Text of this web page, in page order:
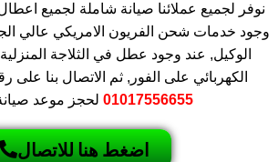
نوفر لجميع عملائنا صيانة شاملة لجميع
وجود خدمات شحن الفريون الامريكي عالي
الوكيل, عند وجود عطل في الثلاجة
الكهربائي على الفور, ثم الاتصال بنا
01017556655 لحجز موعد
اضغط هنا للاتصال